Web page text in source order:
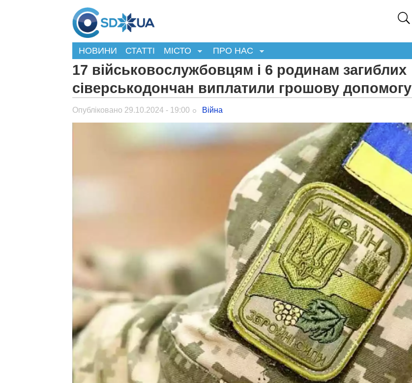
НОВИНИ СТАТТІ МІСТО ПРО НАС
17 військовослужбовцям і 6 родинам загиблих
сіверськодончан виплатили грошову допомогу
Опубліковано 29.10.2024 - 19:00 Війна